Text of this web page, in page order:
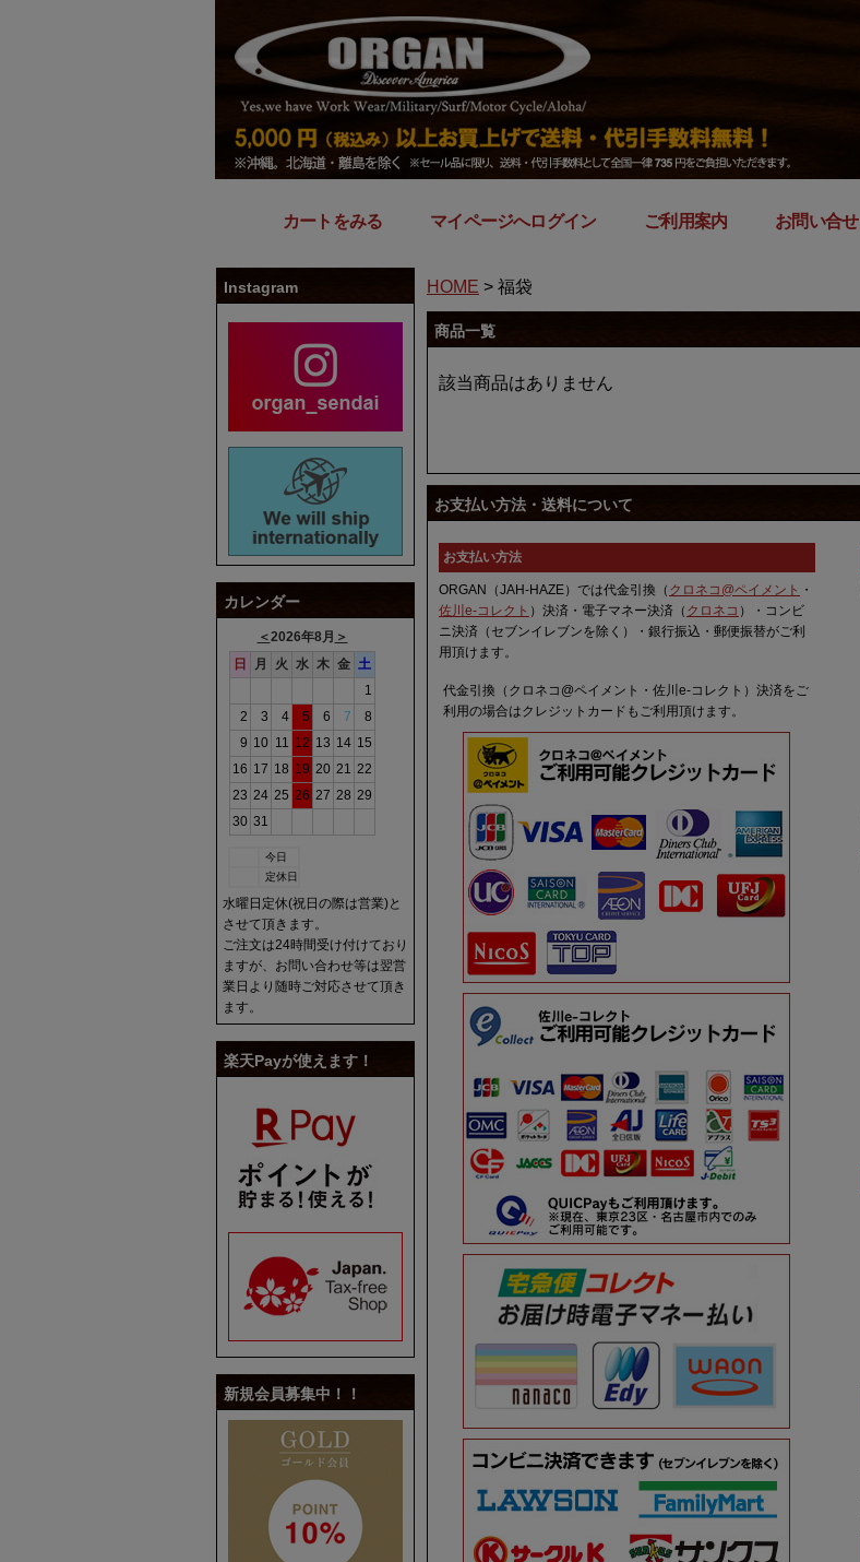
カートをみる マイページへログイン ご利用案内 お問い合せ
Instagram
カレンダー
＜2026年8月 ＞
日
月 火 水 木 金 土
1
2
3 4 5 6 7
8
9 10 11 12 13 14 15
16 17 18 19 20 21 22
23 24 25 26 27 28 29
30 31
今日
定休日
水曜日定休(祝日の際は営業)と
させて頂きます。
ご注文は24時間受け付けており
ますが、お問い合わせ等は翌営
業日より随時ご対応させて頂き
ます。
楽天Payが使えます！
新規会員募集中！！
HOME > 福袋
商品一覧
該当商品はありません
お支払い方法・送料について
お支払い方法
ORGAN（JAH-HAZE）では代金引換（ クロネコ@ペイメント ・
佐川e-コレクト ）決済・電子マネー決済（ クロネコ ）・コンビ
ニ決済（セブンイレブンを除く）・銀行振込・郵便振替がご利
用頂けます。
代金引換（クロネコ@ペイメント・佐川e-コレクト）決済をご
利用の場合はクレジットカードもご利用頂けます。